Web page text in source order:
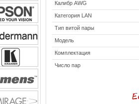
Калибр AWG
Категория LAN
Тип витой пары
Модель
Комплектация
Число пар